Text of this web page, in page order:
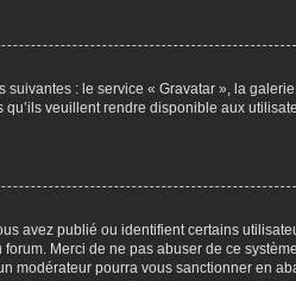
: le service « Gravatar », la
veuillent rendre disponible aux
avez publié ou identifient certains
Merci de ne pas abuser de ce
modérateur pourra vous sanctionner en